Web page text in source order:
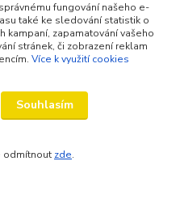
fungování našeho e-
také ke sledování statistik o
kampaní, zapamatování vašeho
stránek, či zobrazení reklam
Více k využití cookies
Souhlasím
odmítnout zde.